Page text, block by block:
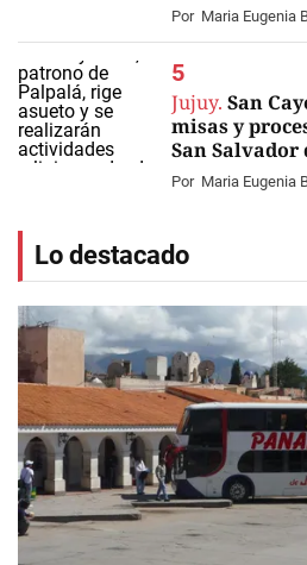
Por Maria Eugenia
Jujuy. San
misas y
San Salvador
Por Maria Eugenia
Lo destacado